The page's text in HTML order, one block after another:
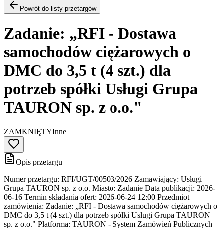
Powrót do listy przetargów
Zadanie: „RFI - Dostawa
samochodów ciężarowych o
DMC do 3,5 t (4 szt.) dla
potrzeb spółki Usługi Grupa
TAURON sp. z o.o."
ZAMKNIĘTYInne
Opis przetargu
Numer przetargu: RFI/UGT/00503/2026 Zamawiający: Usługi
Grupa TAURON sp. z o.o. Miasto: Zadanie Data publikacji: 2026-
06-16 Termin składania ofert: 2026-06-24 12:00 Przedmiot
zamówienia: Zadanie: „RFI - Dostawa samochodów ciężarowych o
DMC do 3,5 t (4 szt.) dla potrzeb spółki Usługi Grupa TAURON
sp. z o.o." Platforma: TAURON - System Zamówień Publicznych